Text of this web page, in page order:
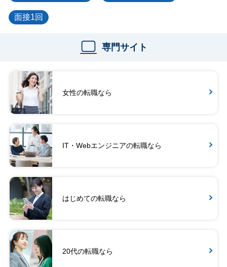
面接1回
専門サイト
女性の転職なら
IT・Webエンジニアの転職なら
はじめての転職なら
20代の転職なら